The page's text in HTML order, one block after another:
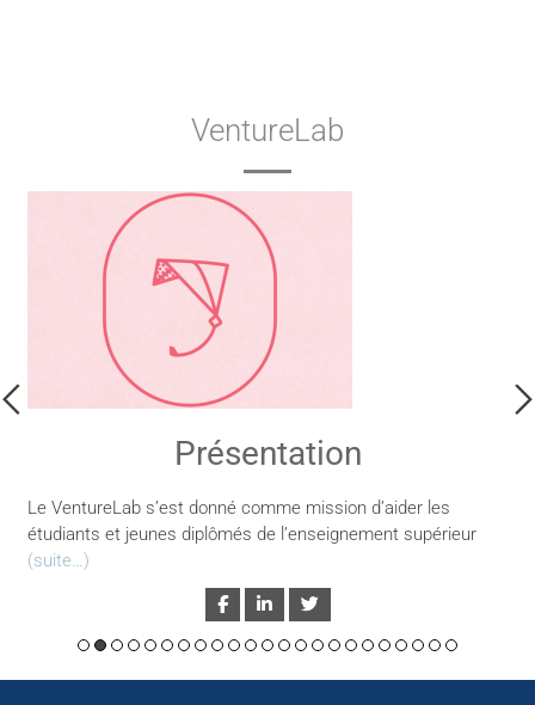
VentureLab
Présentation
Le VentureLab s’est donné comme mission d’aider les
étudiants et jeunes diplômés de l’enseignement supérieur
(suite…)